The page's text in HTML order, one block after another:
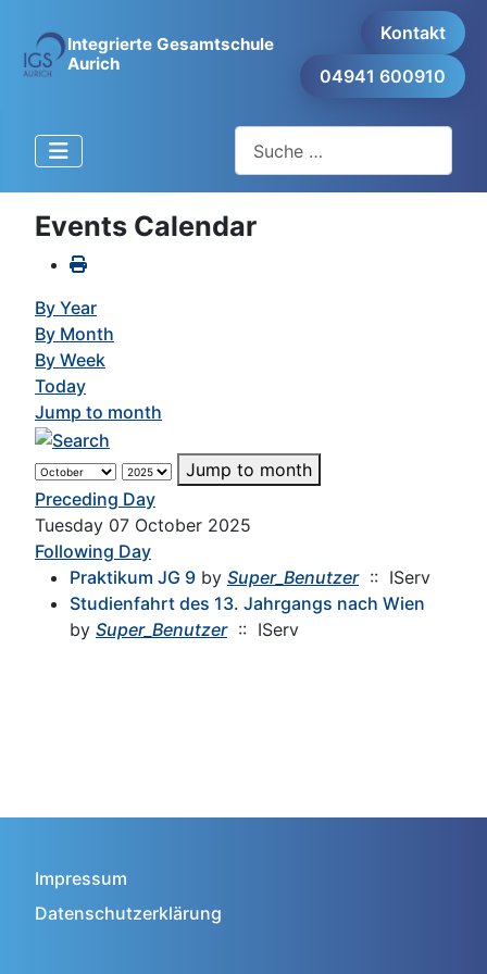
Integrierte Gesamtschule
Aurich
Kontakt
04941 600910
Events Calendar
By Year
By Month
By Week
Today
Jump to month
Jump to month
Preceding Day
Tuesday 07 October 2025
Following Day
Praktikum JG 9 by Super_Benutzer:: IServ
Studienfahrt des 13. Jahrgangs nach Wien
by Super_Benutzer:: IServ
Impressum
Datenschutzerklärung